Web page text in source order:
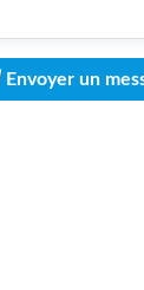
Envoyer un